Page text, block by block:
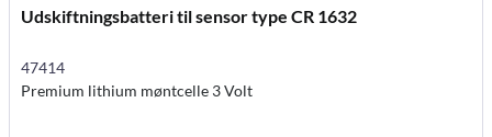
Udskiftningsbatteri til sensor type CR 1632
47414
Premium lithium møntcelle 3 Volt